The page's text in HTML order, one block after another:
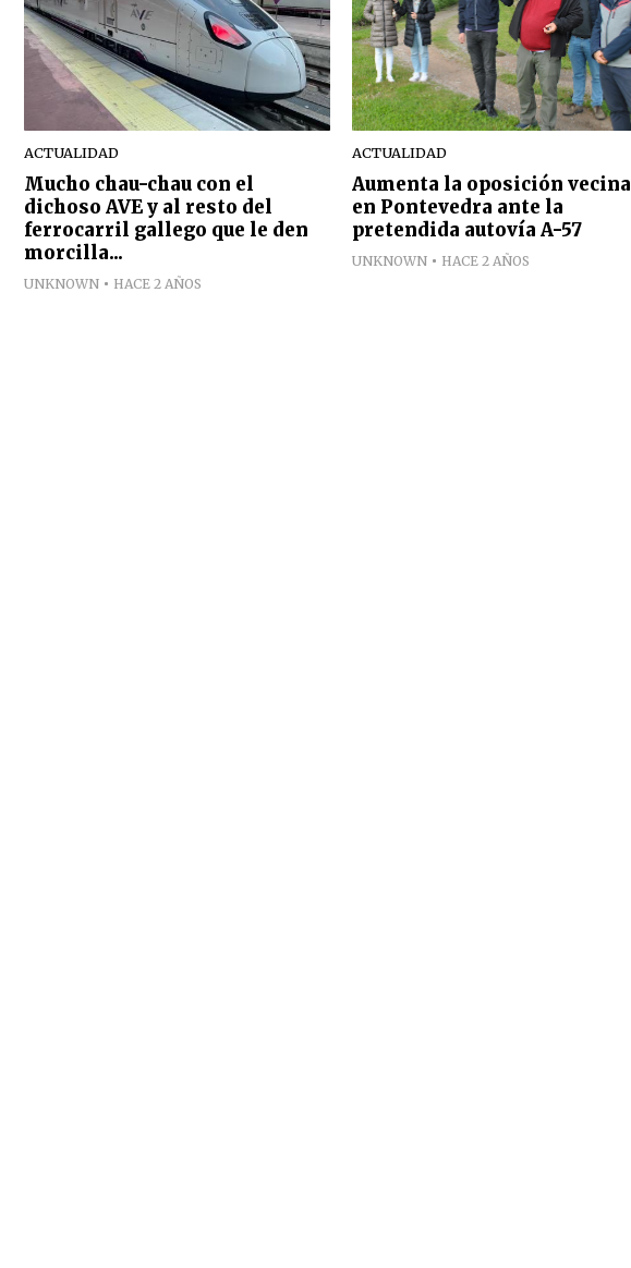
ACTUALIDAD
Mucho chau-chau con el
dichoso AVE y al resto del
ferrocarril gallego que le den
morcilla...
UNKNOWN HACE 2 AÑOS
ACTUALIDAD
Aumenta la oposición
en Pontevedra ante la
pretendida autovía A-57
UNKNOWN HACE 2 AÑOS